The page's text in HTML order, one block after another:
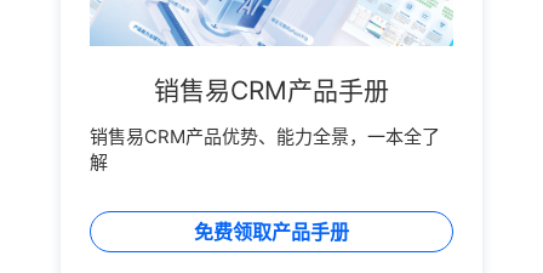
销售易CRM产品手册
销售易CRM产品优势、能力全景，一本全了
解
免费领取产品手册